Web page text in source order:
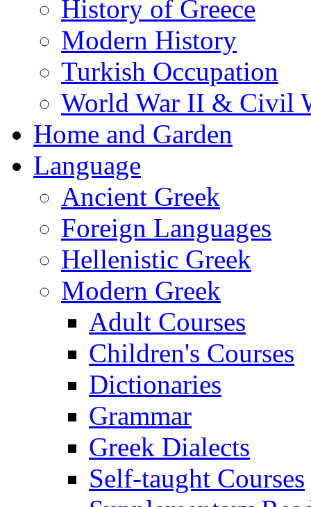
History of Greece
Modern History
Turkish Occupation
World War II & Civil
Home and Garden
Language
Ancient Greek
Foreign Languages
Hellenistic Greek
Modern Greek
Adult Courses
Children's Courses
Dictionaries
Grammar
Greek Dialects
Self-taught Courses